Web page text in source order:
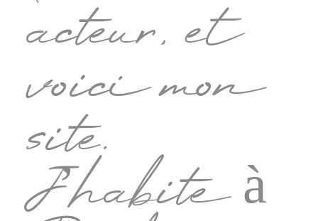
acteur, et
voici mon
site.
J’habite à